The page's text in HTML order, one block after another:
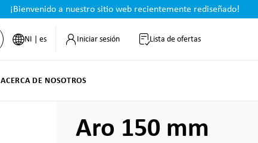
¡Bienvenido a nuestro sitio web recientemente rediseñado!
NI | es Iniciar sesión Lista de ofertas
ACERCA DE NOSOTROS
Aro 150 mm